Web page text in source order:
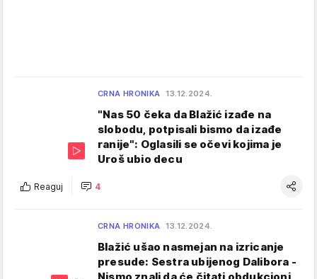
CRNA HRONIKA 13.12.2024.
"Nas 50 čeka da Blažić izađe na
slobodu, potpisali bismo da izađe
ranije": Oglasili se očevi kojima je
Uroš ubio decu
Reaguj 4
CRNA HRONIKA 13.12.2024.
Blažić ušao nasmejan na izricanje
presude: Sestra ubijenog Dalibora -